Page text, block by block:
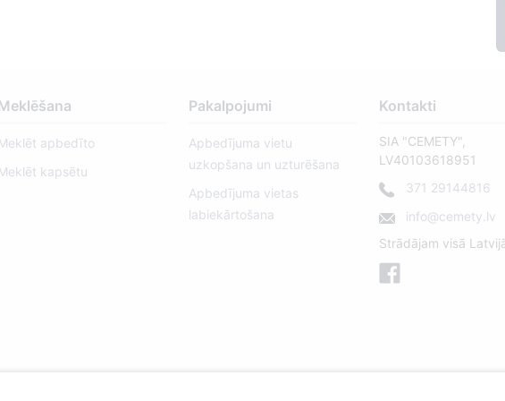
apbedīto
kapsētu
Pakalpojumi
Apbedījuma vietu
uzkopšana un uzturēšana
Apbedījuma vietas
labiekārtošana
Kontakti
SIA "CEMETY",
LV40103618951
371 29144816
info@cemety.lv
Strādājam visā